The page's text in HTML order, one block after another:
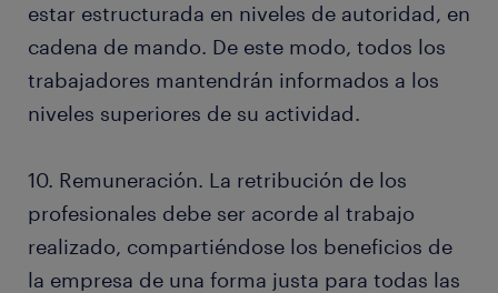
estar estructurada en niveles de autoridad, en
cadena de mando. De este modo, todos los
trabajadores mantendrán informados a los
niveles superiores de su actividad.
10. Remuneración. La retribución de los
profesionales debe ser acorde al trabajo
realizado, compartiéndose los beneficios de
la empresa de una forma justa para todas las